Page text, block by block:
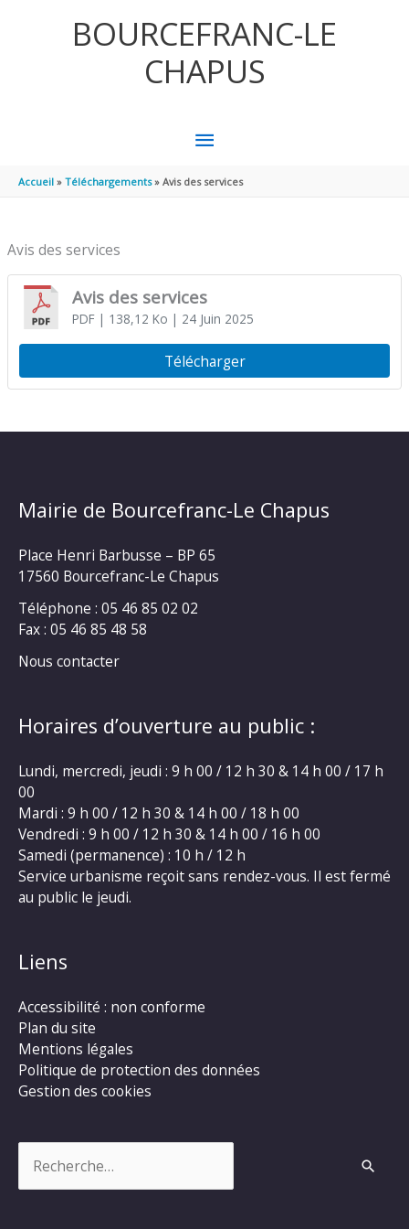
BOURCEFRANC-LE
CHAPUS
MENU
PRINCIPAL
Accueil Téléchargements Avis des services
Avis des services
Avis des services
PDF| 138,12 Ko | 24 Juin 2025
Télécharger
Mairie de Bourcefranc-Le Chapus
Place Henri Barbusse – BP 65
17560 Bourcefranc-Le Chapus
Téléphone : 05 46 85 02 02
Fax : 05 46 85 48 58
Nous contacter
Horaires d’ouverture au public :
Lundi, mercredi, jeudi : 9 h 00 / 12 h 30 & 14 h 00 / 17 h
00
Mardi : 9 h 00 / 12 h 30 & 14 h 00 / 18 h 00
Vendredi : 9 h 00 / 12 h 30 & 14 h 00 / 16 h 00
Samedi (permanence) : 10 h / 12 h
Service urbanisme reçoit sans rendez-vous. Il est fermé
au public le jeudi.
Liens
Accessibilité : non conforme
Plan du site
Mentions légales
Politique de protection des données
Gestion des cookies